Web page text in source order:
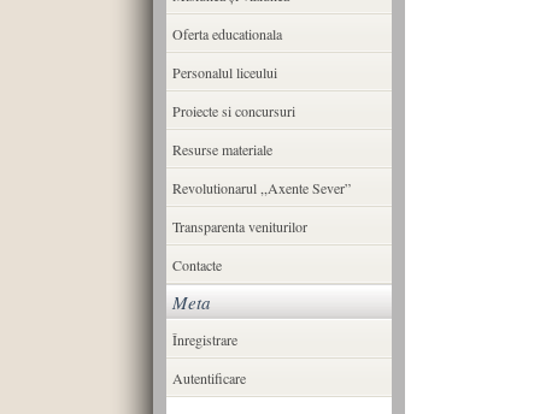
Oferta educationala
Personalul liceului
Proiecte si concursuri
Resurse materiale
Revolutionarul ,,Axente Sever”
Transparenta veniturilor
Contacte
Meta
Înregistrare
Autentificare